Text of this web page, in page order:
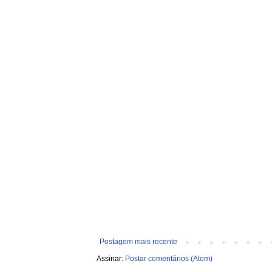
Postagem mais recente
Assinar: Postar comentários (Atom)